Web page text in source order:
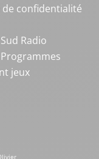
confidentialité
Radio
jeux